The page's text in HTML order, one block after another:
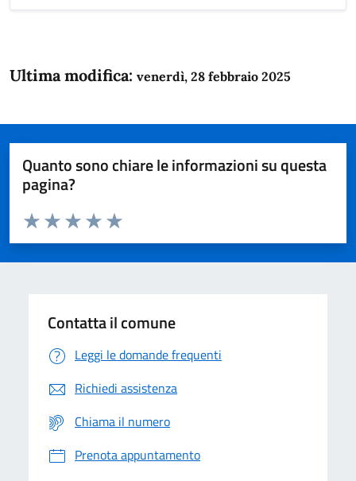
Ultima modifica: venerdì, 28 febbraio 2025
Quanto sono chiare le informazioni su questa
pagina?
Domanda
Valuta da 1 a 5 stelle la pagina
Valuta 5 stelle su 5
Valuta 4 stelle su 5
Valuta 3 stelle su 5
Valuta 2 stelle su 5
Valuta 1 stelle su 5
Contatta il comune
Leggi le domande frequenti
Richiedi assistenza
Chiama il numero
Prenota appuntamento